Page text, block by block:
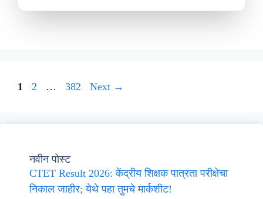
Page
1 Page
2 … Page
382 Next →
नवीन पोस्ट
CTET Result 2026: केंद्रीय शिक्षक पात्रता परीक्षेचा
निकाल जाहीर; येथे पहा तुमचे मार्कशीट!